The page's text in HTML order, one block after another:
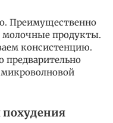
Преимущественно
продукты.
консистенцию.
похудения